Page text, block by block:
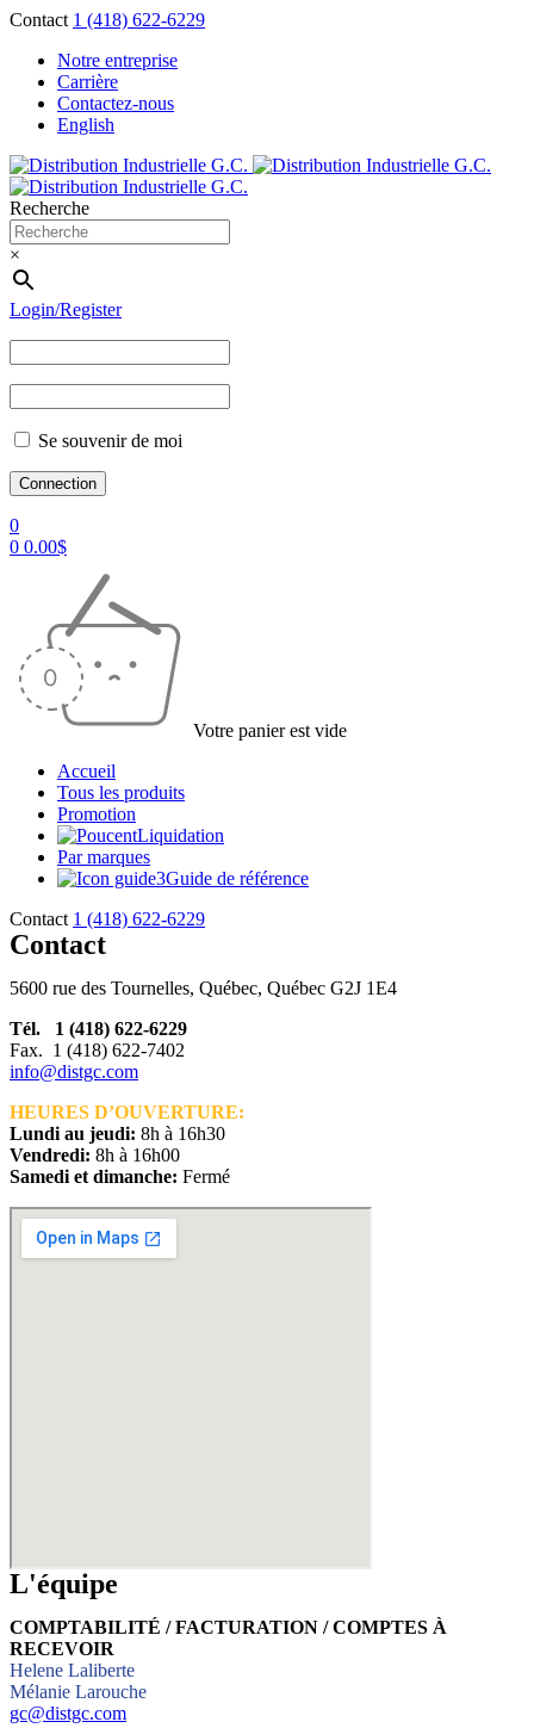
Contact 1 (418) 622-6229
Notre entreprise
Carrière
Contactez-nous
English
Recherche
×
Login/Register
Se souvenir de moi
0
0 0.00$
Votre panier est vide
Accueil
Tous les produits
Promotion
Liquidation
Par marques
Guide de référence
Contact 1 (418) 622-6229
Contact
5600 rue des Tournelles, Québec, Québec G2J 1E4
Tél. 1 (418) 622-6229
Fax. 1 (418) 622-7402
info@distgc.com
HEURES D’OUVERTURE:
Lundi au jeudi: 8h à 16h30
Vendredi: 8h à 16h00
Samedi et dimanche: Fermé
L'équipe
COMPTABILITÉ / FACTURATION / COMPTES À
RECEVOIR
Helene Laliberte
Mélanie Larouche
gc@distgc.com